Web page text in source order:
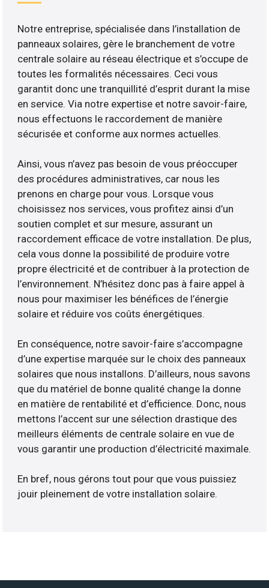
Notre entreprise, spécialisée dans l’installation de
panneaux solaires, gère le branchement de votre
centrale solaire au réseau électrique et s’occupe de
toutes les formalités nécessaires. Ceci vous
garantit donc une tranquillité d’esprit durant la mise
en service. Via notre expertise et notre savoir-faire,
nous effectuons le raccordement de manière
sécurisée et conforme aux normes actuelles.
Ainsi, vous n’avez pas besoin de vous préoccuper
des procédures administratives, car nous les
prenons en charge pour vous. Lorsque vous
choisissez nos services, vous profitez ainsi d’un
soutien complet et sur mesure, assurant un
raccordement efficace de votre installation. De plus,
cela vous donne la possibilité de produire votre
propre électricité et de contribuer à la protection de
l’environnement. N’hésitez donc pas à faire appel à
nous pour maximiser les bénéfices de l’énergie
solaire et réduire vos coûts énergétiques.
En conséquence, notre savoir-faire s’accompagne
d’une expertise marquée sur le choix des panneaux
solaires que nous installons. D’ailleurs, nous savons
que du matériel de bonne qualité change la donne
en matière de rentabilité et d’efficience. Donc, nous
mettons l’accent sur une sélection drastique des
meilleurs éléments de centrale solaire en vue de
vous garantir une production d’électricité maximale.
En bref, nous gérons tout pour que vous puissiez
jouir pleinement de votre installation solaire.